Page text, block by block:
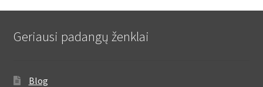
Geriausi padangų ženklai
Blog